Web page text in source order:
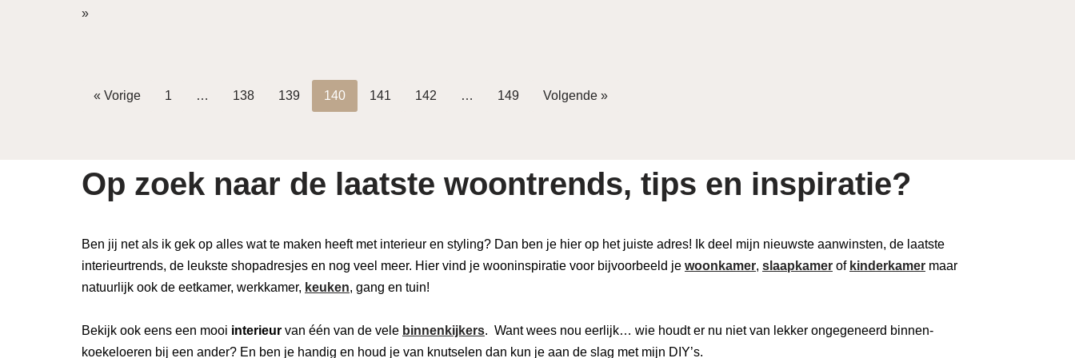
»
« Vorige 1 … 138 139 140 141 142 … 149 Volgende »
Op zoek naar de laatste woontrends, tips en inspiratie?
Ben jij net als ik gek op alles wat te maken heeft met interieur en styling? Dan ben je hier op het juiste adres! Ik deel mijn nieuwste aanwinsten, de laatste
interieurtrends, de leukste shopadresjes en nog veel meer. Hier vind je wooninspiratie voor bijvoorbeeld je woonkamer, slaapkamer of kinderkamer maar
natuurlijk ook de eetkamer, werkkamer, keuken, gang en tuin!
Bekijk ook eens een mooi interieur van één van de vele binnenkijkers. Want wees nou eerlijk… wie houdt er nu niet van lekker ongegeneerd binnen-
koekeloeren bij een ander? En ben je handig en houd je van knutselen dan kun je aan de slag met mijn DIY’s.